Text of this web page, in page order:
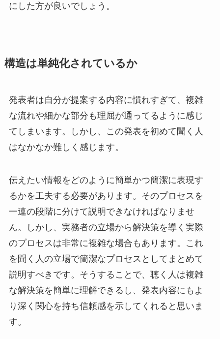
にした方が良いでしょう。
構造は単純化されているか
発表者は自分が提案する内容に慣れすぎて、複雑
な流れや細かな部分も理屈が通ってるように感じ
てしまいます。しかし、この発表を初めて聞く人
はなかなか難しく感じます。
伝えたい情報をどのように簡単かつ簡潔に表現す
るかを工夫する必要があります。そのプロセスを
一連の段階に分けて説明できなければなりませ
ん。しかし、実務者の立場から解決策を導く実際
のプロセスは非常に複雑な場合もあります。これ
を聞く人の立場で簡潔なプロセスとしてまとめて
説明すべきです。そうすることで、聴く人は複雑
な解決策を簡単に理解できるし、発表内容にもよ
り深く関心を持ち信頼感を示してくれると思いま
す。